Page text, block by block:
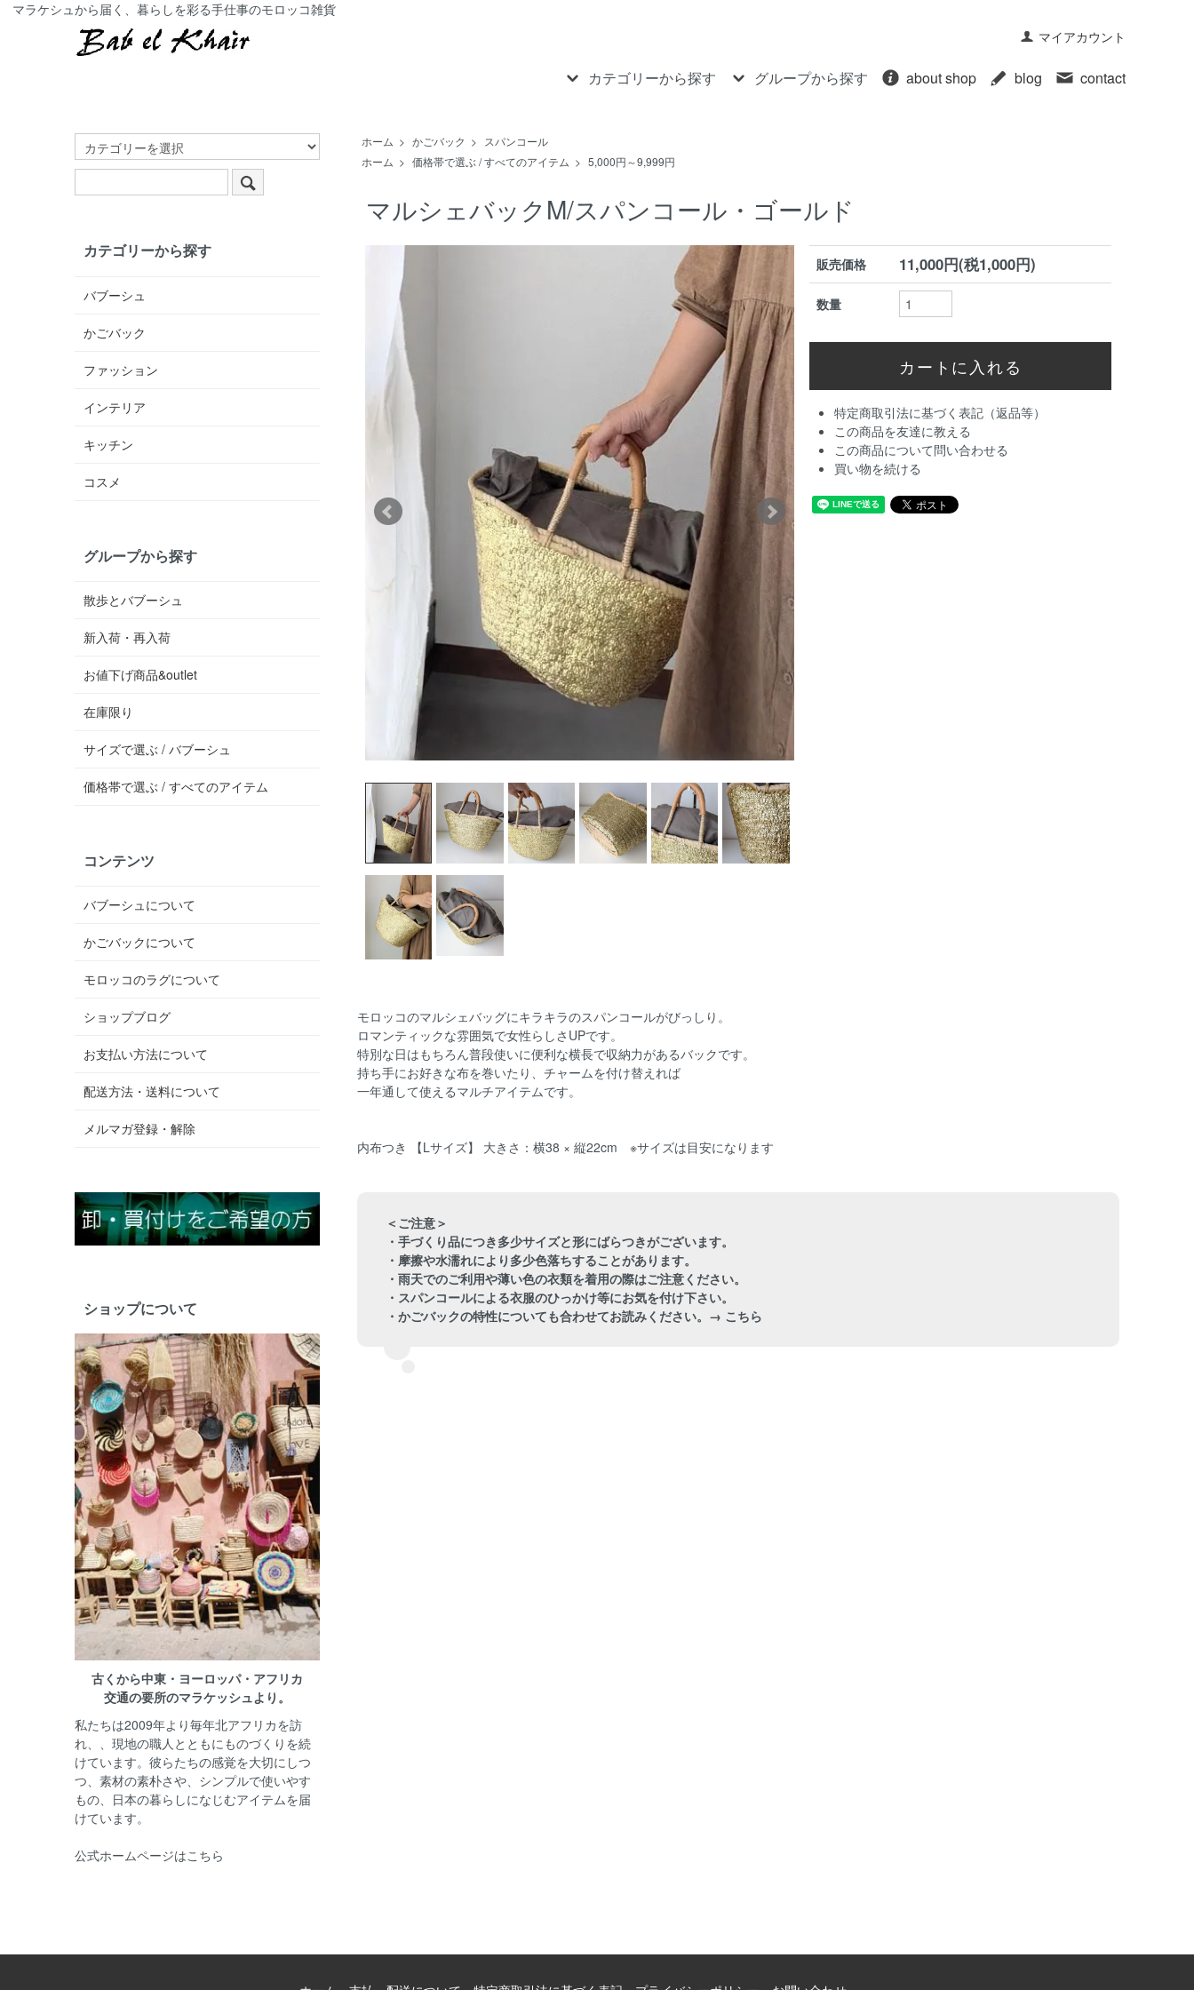
マラケシュから届く、暮らしを彩る手仕事のモロッコ雑貨
マイアカウント
カテゴリーから探す グループから探す about shop blog contact
ホーム > かごバック >
スパンコール
ホーム > 価格帯で選ぶ / すべてのアイテム > 5,000円～9,999円
マルシェバックM/スパンコール・ゴールド
販売価格 11,000円(税1,000円)
数量
特定商取引法に基づく表記（返品等）
この商品を友達に教える
この商品について問い合わせる
買い物を続ける
モロッコのマルシェバッグにキラキラのスパンコールがびっしり。
ロマンティックな雰囲気で女性らしさUPです。
特別な日はもちろん普段使いに便利な横長で収納力があるバックです。
持ち手にお好きな布を巻いたり、チャームを付け替えれば
一年通して使えるマルチアイテムです。
内布つき 【Lサイズ】 大きさ：横38 × 縦22cm ※サイズは目安になります
＜ご注意＞
・手づくり品につき多少サイズと形にばらつきがございます。
・摩擦や水濡れにより多少色落ちすることがあります。
・雨天でのご利用や薄い色の衣類を着用の際はご注意ください。
・スパンコールによる衣服のひっかけ等にお気を付け下さい。
・かごバックの特性についても合わせてお読みください。→ こちら
カテゴリーから探す
バブーシュ
かごバック
ファッション
インテリア
キッチン
コスメ
グループから探す
散歩とバブーシュ
新入荷・再入荷
お値下げ商品&outlet
在庫限り
サイズで選ぶ / バブーシュ
価格帯で選ぶ / すべてのアイテム
コンテンツ
バブーシュについて
かごバックについて
モロッコのラグについて
ショップブログ
お支払い方法について
配送方法・送料について
メルマガ登録・解除
ショップについて
古くから中東・ヨーロッパ・アフリカ
交通の要所のマラケッシュより。
私たちは2009年より毎年北アフリカを訪
れ、、現地の職人とともにものづくりを続
けています。彼らたちの感覚を大切にしつ
つ、素材の素朴さや、シンプルで使いやす
もの、日本の暮らしになじむアイテムを届
けています。
公式ホームページはこちら